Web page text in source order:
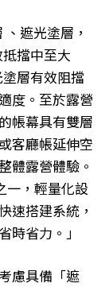
遮光塗層，
擋中至大
層有效阻擋
度。至於露營
帳幕具有雙層
客廳帳延伸空
體露營體驗。
一，輕量化設
速搭建系統，
時省力。」
慮具備「遮